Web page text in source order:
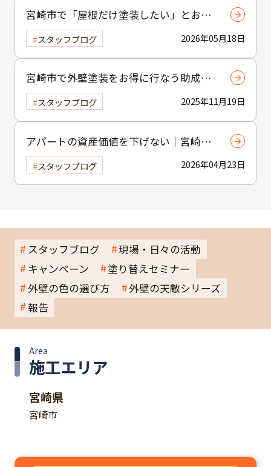
宮崎市で「屋根だけ塗装したい」とお考
えの方へ｜小工事・雨樋交換だけでも大
歓迎！
2026年05月18日
スタッフブログ
宮崎市で外壁塗装をお得に行なう助成金
制度の活用方法
2025年11月19日
スタッフブログ
アパートの資産価値を下げない｜宮崎市
の賃貸物件塗装のポイント
2026年04月23日
スタッフブログ
スタッフブログ
現場・日々の活動
キャンペーン
塗り替えセミナー
外壁の色の選び方
外壁の天敵シリーズ
報告
施工エリア
Area
宮崎県
宮崎市